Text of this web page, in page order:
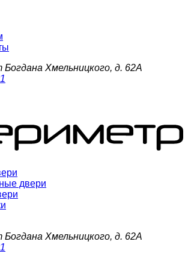
Богдана Хмельницкого, д. 62А
двери
Богдана Хмельницкого, д. 62А